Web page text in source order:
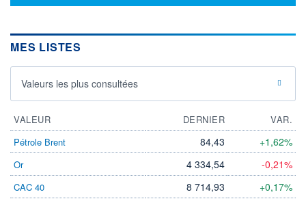
12,4
12,8
CATÉGORIE MORNINGSTAR
Obligations Internationales
Emprunts Privés -
Couvertes en EUR
FONDS PARTENAIRES
MES LISTES
Valeurs les plus consultées
VALEUR DERNIER
VAR.
Pétrole Brent
84,43 +1,62%
Or 4 334,54 -0,21%
CAC 40 8 714,93 +0,17%